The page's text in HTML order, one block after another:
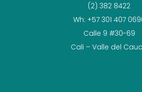
(2) 382 8422
Wh: +57 301 407
Calle 9 #30-69
Cali – Valle del